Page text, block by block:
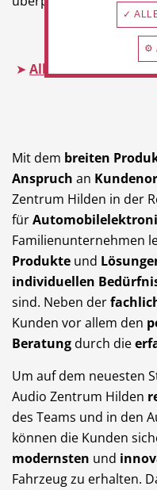
➤ Alle Marken von
Mit dem breiten
Anspruch an
Zentrum Hilden in der
für
Familienunternehmen
Produkte und
individuellen
sind. Neben der
Kunden vor allem den
Beratung durch die
Um auf dem neuesten
Audio Zentrum Hilden
des Teams und in den
können die Kunden
modernsten und
Fahrzeug zu erhalten.
✓
⚙